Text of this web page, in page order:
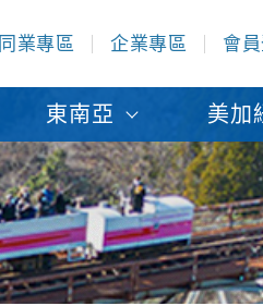
同業專區 企業專區 會
東南亞 美加